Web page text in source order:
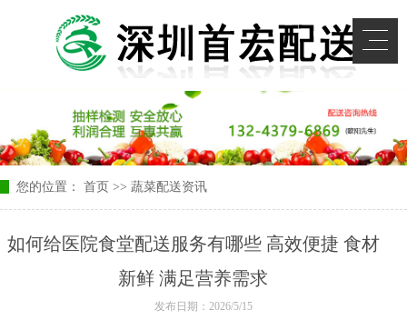
您的位置： 首页 >> 蔬菜配送资讯
如何给医院食堂配送服务有哪些 高效便捷 食材
新鲜 满足营养需求
发布日期：2026/5/15